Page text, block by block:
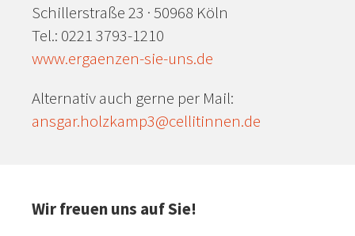
Schillerstraße 23 · 50968 Köln
Tel.: 0221 3793-1210
www.ergaenzen-sie-uns.de
Alternativ auch gerne per Mail:
ansgar.holzkamp3@cellitinnen.de
Wir freuen uns auf Sie!